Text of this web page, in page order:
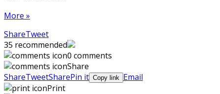
More »
ShareTweetShare
on
Google+
Pin
on
Pinterest
Send
with
WhatsApp
35 recommended
0 comments
Share
ShareTweetSharePin it Copy link
Email
Print